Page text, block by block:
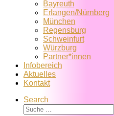
Bayreuth
Erlangen/Nürnberg
München
Regensburg
Schweinfurt
Würzburg
Partner*innen
Infobereich
Aktuelles
Kontakt
Search
Suche